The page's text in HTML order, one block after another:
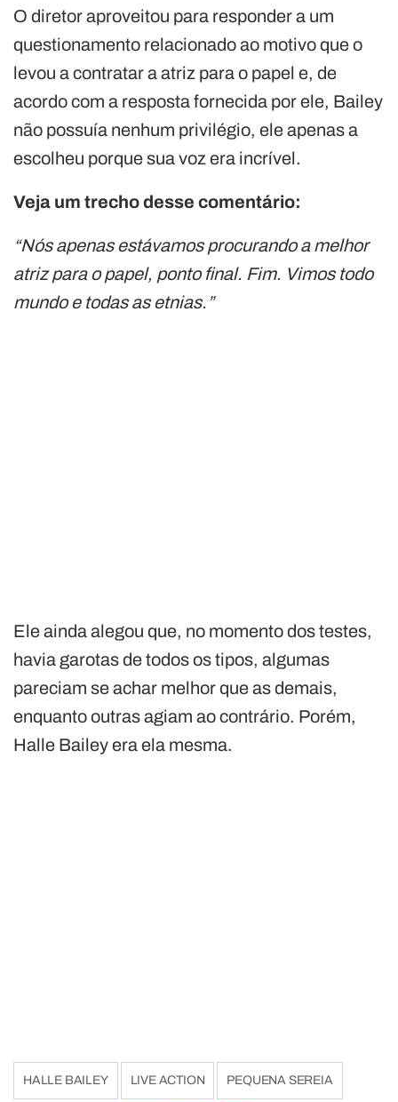
O diretor aproveitou para responder a um
questionamento relacionado ao motivo que o
levou a contratar a atriz para o papel e, de
acordo com a resposta fornecida por ele, Bailey
não possuía nenhum privilégio, ele apenas a
escolheu porque sua voz era incrível.
Veja um trecho desse comentário:
“Nós apenas estávamos procurando a melhor
atriz para o papel, ponto final. Fim. Vimos todo
mundo e todas as etnias.”
Ele ainda alegou que, no momento dos testes,
havia garotas de todos os tipos, algumas
pareciam se achar melhor que as demais,
enquanto outras agiam ao contrário. Porém,
Halle Bailey era ela mesma.
HALLE BAILEY LIVE ACTION PEQUENA SEREIA